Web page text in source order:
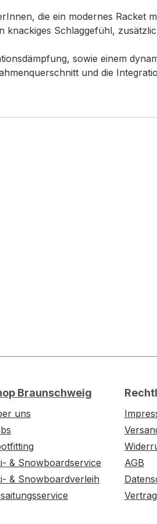
die ein modernes Racket
knackiges Schlaggefühl,
sowie einem
und die
Braunschweig
uns
& Snowboardservice
& Snowboardverleih
AGB